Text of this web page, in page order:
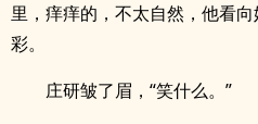
里，痒痒的，不太自然，他看
彩。
庄研皱了眉，“笑什么。”